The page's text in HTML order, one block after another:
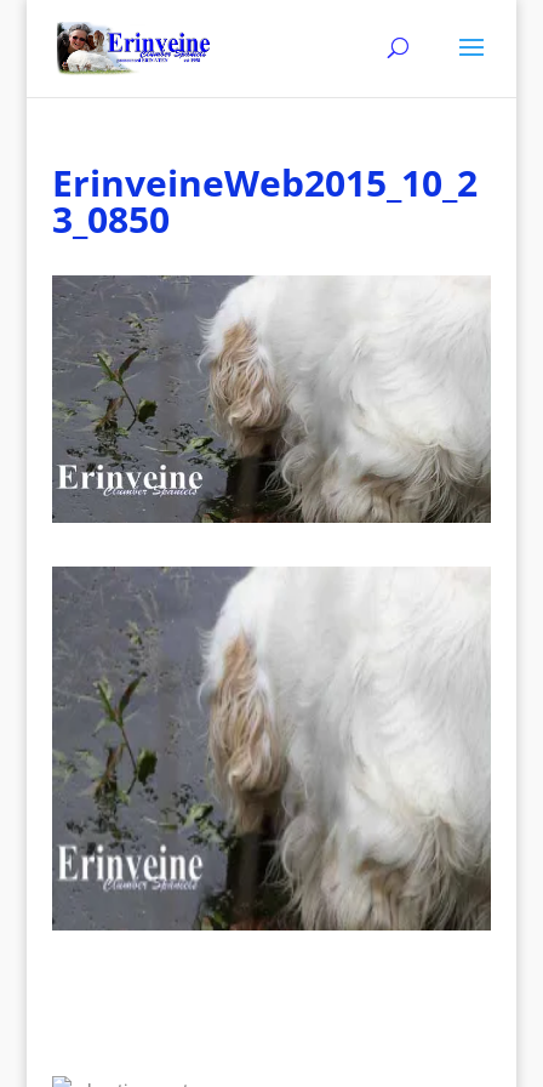
ErinveineWeb2015_10_2
3_0850